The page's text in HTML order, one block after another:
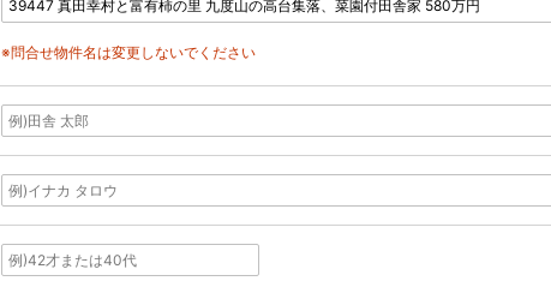
※問合せ物件名は変更しないでください